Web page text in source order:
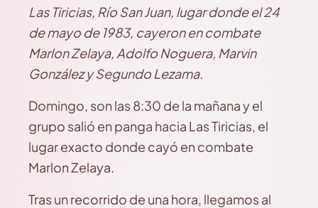
Las Tiricias, Río San Juan, lugar donde el 24
de mayo de 1983, cayeron en combate
Marlon Zelaya, Adolfo Noguera, Marvin
González y Segundo Lezama.
Domingo, son las 8:30 de la mañana y el
grupo salió en panga hacia Las Tiricias, el
lugar exacto donde cayó en combate
Marlon Zelaya.
Tras un recorrido de una hora, llegamos al